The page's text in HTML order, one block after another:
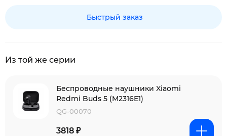
Быстрый заказ
Из той же серии
Беспроводные наушники Xiaomi
Redmi Buds 5 (M2316E1)
QG-00070
3818 ₽